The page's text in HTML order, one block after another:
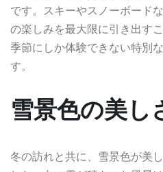
です。スキーやスノーボード
の楽しみを最大限に引き出す
季節にしか体験できない特別
す。
雪景色の美し
冬の訪れと共に、雪景色が美